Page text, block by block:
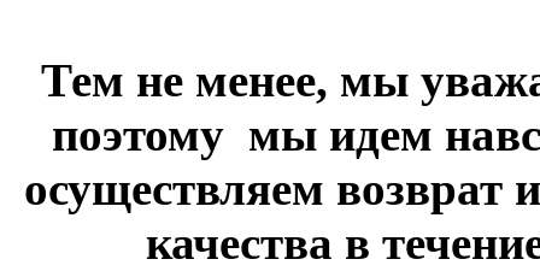
Тем не менее, мы
поэтому мы идем
осуществляем возврат
качества в